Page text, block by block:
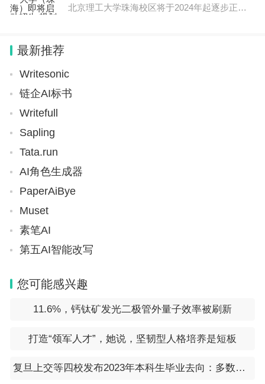
北京理工大学珠海校区将于2024年起逐步正式
最新推荐
Writesonic
链企AI标书
Writefull
Sapling
Tata.run
AI角色生成器
PaperAiBye
Muset
素笔AI
第五AI智能改写
您可能感兴趣
11.6%，钙钛矿发光二极管外量子效率被刷新
打造“领军人才”，她说，坚韧型人格培养是短板
复旦上交等四校发布2023年本科生毕业去向：多数选择继续深造